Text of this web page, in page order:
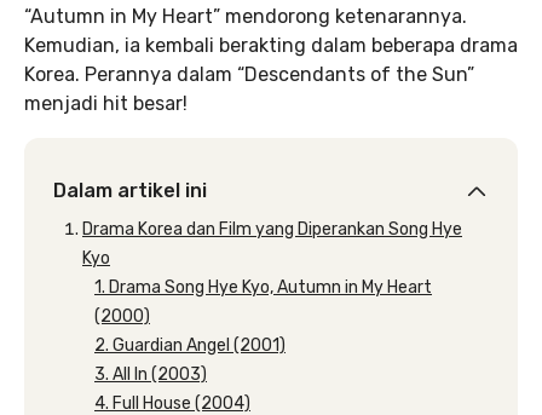
“Autumn in My Heart” mendorong ketenarannya.
Kemudian, ia kembali berakting dalam beberapa drama
Korea. Perannya dalam “Descendants of the Sun”
menjadi hit besar!
Dalam artikel ini
Drama Korea dan Film yang Diperankan Song Hye
Kyo
1. Drama Song Hye Kyo, Autumn in My Heart
(2000)
2. Guardian Angel (2001)
3. All In (2003)
4. Full House (2004)